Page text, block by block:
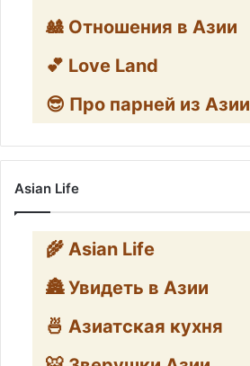
🎎 Отношения в Азии
💕 Love Land
😎 Про парней из Азии
Asian Life
🌾 Asian Life
🏯 Увидеть в Азии
🍜 Азиатская кухня